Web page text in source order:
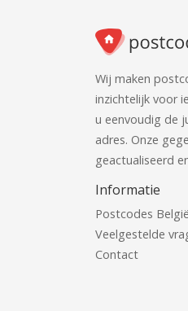
Wij maken
inzichtelijk voor
u eenvoudig de
adres. Onze
geactualiseerd
Informatie
Postcodes België
Veelgestelde
Contact